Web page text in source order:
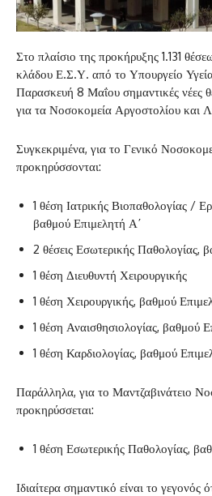
Στο πλαίσιο της προκήρυξης 1.131
κλάδου Ε.Σ.Υ. από το Υπουργείο
Παρασκευή 8 Μαΐου σημαντικές νέες
για τα Νοσοκομεία Αργοστολίου και
Συγκεκριμένα, για το Γενικό
προκηρύσσονται:
1 θέση Ιατρικής Βιοπαθολογίας /
βαθμού Επιμελητή Α΄
2 θέσεις Εσωτερικής Παθολογίας,
1 θέση Διευθυντή Χειρουργικής
1 θέση Χειρουργικής, βαθμού
1 θέση Αναισθησιολογίας, βαθμού
1 θέση Καρδιολογίας, βαθμού
Παράλληλα, για το Μαντζαβινάτειο
προκηρύσσεται:
1 θέση Εσωτερικής Παθολογίας,
Ιδιαίτερα σημαντικό είναι το γεγονός